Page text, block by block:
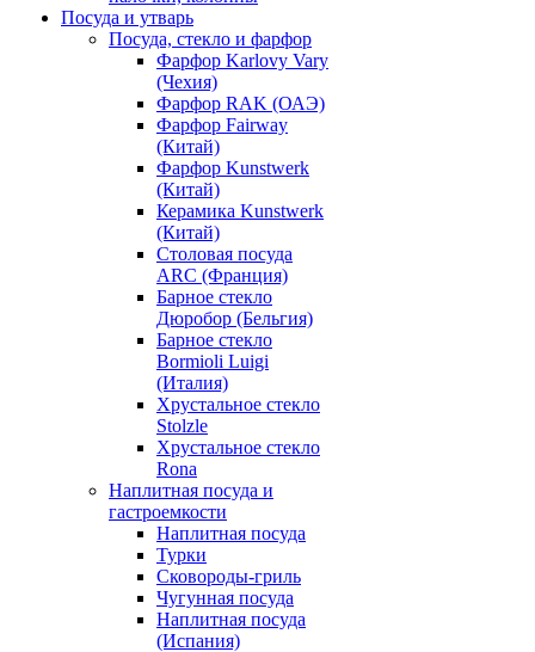
Посуда и утварь
Посуда, стекло и фарфор
Фарфор Karlovy Vary
(Чехия)
Фарфор RAK (ОАЭ)
Фарфор Fairway
(Китай)
Фарфор Kunstwerk
(Китай)
Керамика Kunstwerk
(Китай)
Столовая посуда
ARC (Франция)
Барное стекло
Дюробор (Бельгия)
Барное стекло
Bormioli Luigi
(Италия)
Хрустальное стекло
Stolzle
Хрустальное стекло
Rona
Наплитная посуда и
гастроемкости
Наплитная посуда
Турки
Сковороды-гриль
Чугунная посуда
Наплитная посуда
(Испания)